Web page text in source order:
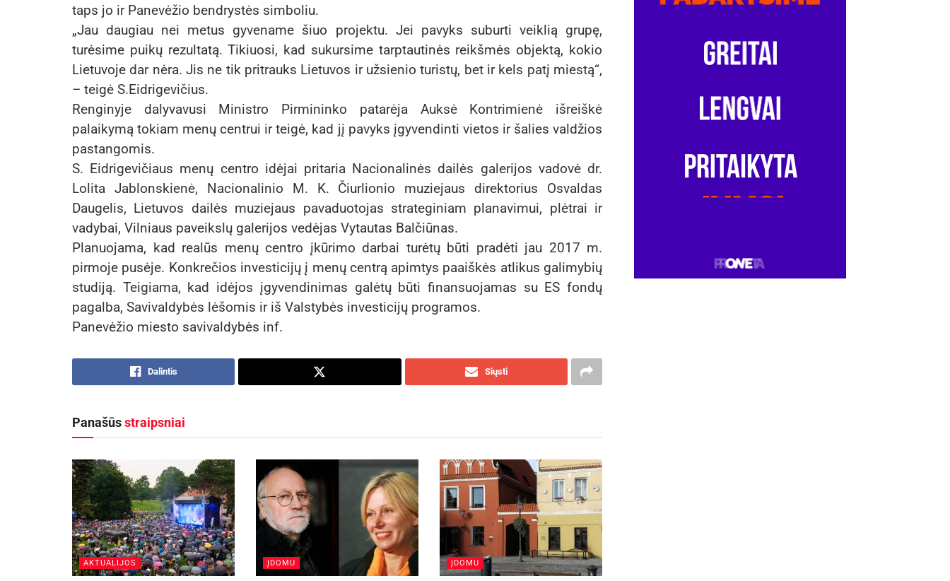
taps jo ir Panevėžio bendrystės simboliu.
„Jau daugiau nei metus gyvename šiuo projektu. Jei pavyks suburti veiklią grupę,
turėsime puikų rezultatą. Tikiuosi, kad sukursime tarptautinės reikšmės objektą, kokio
Lietuvoje dar nėra. Jis ne tik pritrauks Lietuvos ir užsienio turistų, bet ir kels patį miestą“,
– teigė S.Eidrigevičius.
Renginyje dalyvavusi Ministro Pirmininko patarėja Auksė Kontrimienė išreiškė
palaikymą tokiam menų centrui ir teigė, kad jį pavyks įgyvendinti vietos ir šalies valdžios
pastangomis.
S. Eidrigevičiaus menų centro idėjai pritaria Nacionalinės dailės galerijos vadovė dr.
Lolita Jablonskienė, Nacionalinio M. K. Čiurlionio muziejaus direktorius Osvaldas
Daugelis, Lietuvos dailės muziejaus pavaduotojas strateginiam planavimui, plėtrai ir
vadybai, Vilniaus paveikslų galerijos vedėjas Vytautas Balčiūnas.
Planuojama, kad realūs menų centro įkūrimo darbai turėtų būti pradėti jau 2017 m.
pirmoje pusėje. Konkrečios investicijų į menų centrą apimtys paaiškės atlikus galimybių
studiją. Teigiama, kad idėjos įgyvendinimas galėtų būti finansuojamas su ES fondų
pagalba, Savivaldybės lėšomis ir iš Valstybės investicijų programos.
Panevėžio miesto savivaldybės inf.
Dalintis Siųsti
Panašūsstraipsniai
AKTUALIJOS ĮDOMU ĮDOMU